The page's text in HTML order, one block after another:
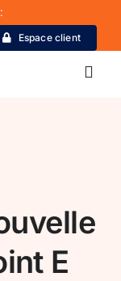
Espace client
E